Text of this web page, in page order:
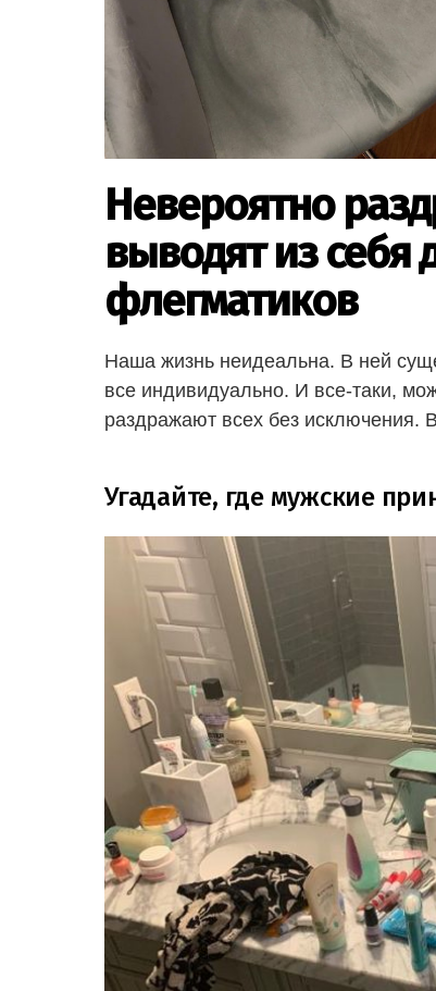
Невероятно
выводят из
флегматиков
Наша жизнь неидеальна. В ней
все индивидуально. И все-таки,
раздражают всех без
Угадайте, где мужские